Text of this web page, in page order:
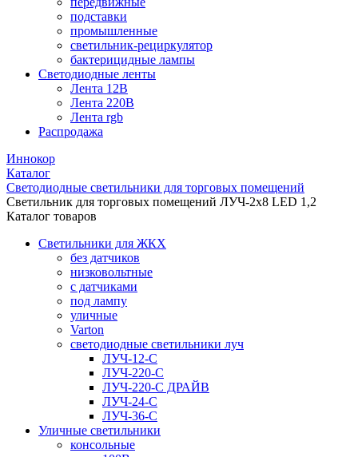
подставки
промышленные
светильник-рециркулятор
бактерицидные лампы
Светодиодные ленты
Лента 12В
Лента 220В
Лента rgb
Распродажа
Иннокор
Каталог
Светодиодные светильники для торговых помещений
Светильник для торговых помещений ЛУЧ-2х8 LED 1,2
Каталог товаров
Светильники для ЖКХ
без датчиков
низковольтные
с датчиками
под лампу
уличные
Varton
светодиодные светильники луч
ЛУЧ-12-С
ЛУЧ-220-С
ЛУЧ-220-С ДРАЙВ
ЛУЧ-24-С
ЛУЧ-36-С
Уличные светильники
консольные